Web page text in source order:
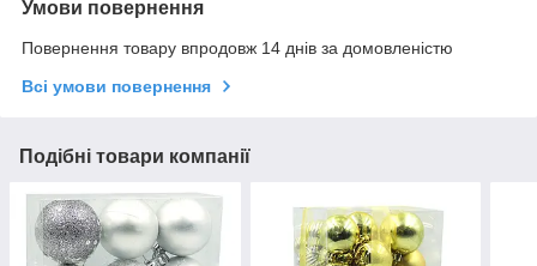
Умови повернення
Повернення товару впродовж 14 днів за домовленістю
Всі умови повернення
Подібні товари компанії